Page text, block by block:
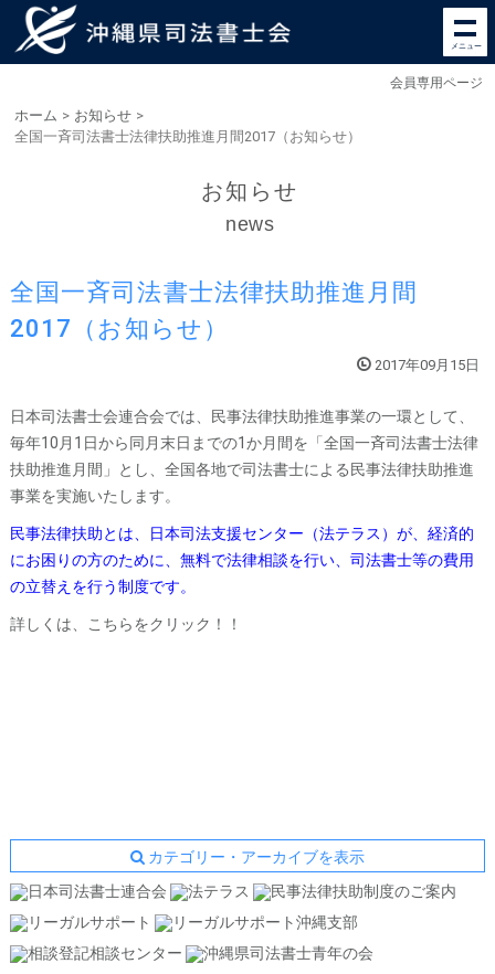
メニュー
会員専用ページ
ホーム > お知らせ >
全国一斉司法書士法律扶助推進月間2017（お知らせ）
お知らせ
news
全国一斉司法書士法律扶助推進月間
2017（お知らせ）
2017年09月15日
日本司法書士会連合会では、民事法律扶助推進事業の一環として、
毎年10月1日から同月末日までの1か月間を「全国一斉司法書士法律
扶助推進月間」とし、全国各地で司法書士による民事法律扶助推進
事業を実施いたします。
民事法律扶助とは、日本司法支援センター（法テラス）が、経済的
にお困りの方のために、無料で法律相談を行い、司法書士等の費用
の立替えを行う制度です。
詳しくは、こちらをクリック！！
カテゴリー・アーカイブを表示